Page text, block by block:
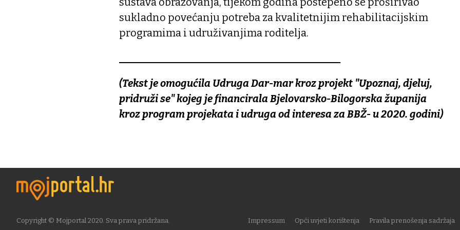
sukladno povećanju potreba za kvalitetnijim rehabilitacijskim
programima i udruživanjima roditelja.
(Tekst je omogućila Udruga Dar-mar kroz projekt "Upoznaj, djeluj,
pridruži se" kojeg je financirala Bjelovarsko-Bilogorska županija
kroz program projekata i udruga od interesa za BBŽ- u 2020. godini)
Copyright © Mojportal 2020. Sva prava pridržana. Impressum Opći uvjeti korištenja Pravila prenošenja sadržaja